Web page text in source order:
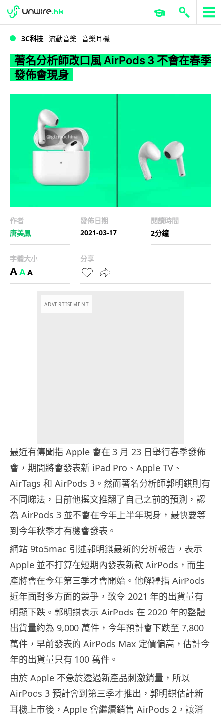
WWDC 2026 ERP 與商業 AI
3C科技 流動音樂 音樂耳機
著名分析師改口風 AirPods 3 不會在春季
發佈會現身
作者
唐美鳳
發佈日期
2021-03-17
閱讀時間
2分鐘
字體大小
AAA
分享
ADVERTISEMENT
最近有傳聞指 Apple 會在 3 月 23 日舉行春季發佈
會，期間將會發表新 iPad Pro、Apple TV、
AirTags 和 AirPods 3。然而著名分析師郭明錤則有
不同睇法，日前他撰文推翻了自己之前的預測，認
為 AirPods 3 並不會在今年上半年現身，最快要等
到今年秋季才有機會發表。
網站 9to5mac 引述郭明錤最新的分析報告，表示
Apple 並不打算在短期內發表新款 AirPods，而生
產將會在今年第三季才會開始。他解釋指 AirPods
近年面對多方面的競爭，致令 2021 年的出貨量有
明顯下跌。郭明錤表示 AirPods 在 2020 年的整體
出貨量約為 9,000 萬件，今年預計會下跌至 7,800
萬件，早前發表的 AirPods Max 定價偏高，估計今
年的出貨量只有 100 萬件。
由於 Apple 不急於透過新產品刺激銷量，所以
AirPods 3 預計會到第三季才推出，郭明錤估計新
耳機上市後，Apple 會繼續銷售 AirPods 2，讓消